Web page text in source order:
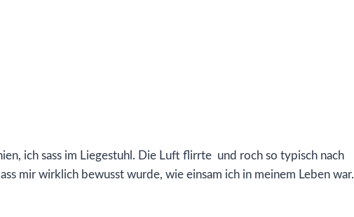
ich sass im Liegestuhl. Die Luft flirrte und roch so typisch nach
mir wirklich bewusst wurde, wie einsam ich in meinem Leben war.